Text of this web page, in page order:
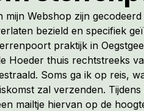
mijn Webshop zijn
bezield en specifiek
praktijk in
Hoeder thuis rechtstreeks
Soms ga ik op reis,
zal verzenden.
mailtje hiervan op de